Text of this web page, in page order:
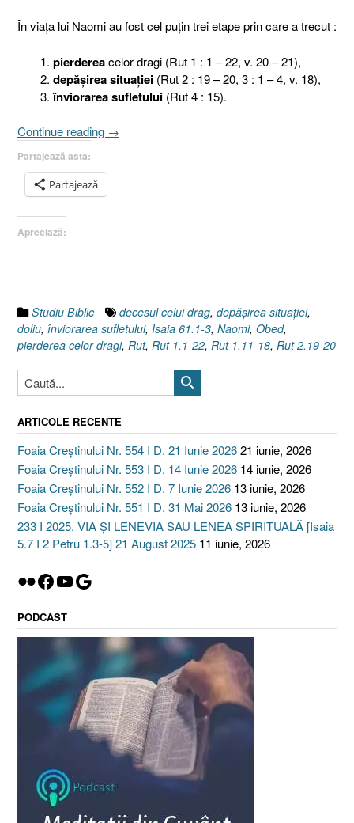
În viaţa lui Naomi au fost cel puţin trei etape prin care a trecut :
pierdereacelor dragi (Rut 1 : 1 – 22, v. 20 – 21),
depăşireasituaţiei (Rut 2 : 19 – 20, 3 : 1 – 4, v. 18),
înviorarea sufletului (Rut 4 : 15).
Continue reading „Naomi
va
22,
Isaia
61.1-
3]”
→
Partajează asta:
Partajează
Apreciază:
Studiu Biblic decesul celui drag, depăşirea situaţiei,
doliu, înviorarea sufletului, Isaia 61.1-3, Naomi, Obed,
pierderea celor dragi, Rut, Rut 1.1-22, Rut 1.11-18, Rut 2.19-20
ARTICOLE RECENTE
Foaia Creștinului Nr. 554 I D. 21 Iunie 202621 iunie, 2026
Foaia Creștinului Nr. 553 I D. 14 Iunie 2026 14 iunie, 2026
Foaia Creștinului Nr. 552 I D. 7 Iunie 2026 13 iunie, 2026
Foaia Creștinului Nr. 551 I D. 31 Mai 2026 13 iunie, 2026
233 I 2025. VIA ȘI LENEVIA SAU LENEA SPIRITUALĂ [Isaia
5.7 I 2 Petru 1.3-5] 21 August 2025 11 iunie, 2026
Flickr
Facebook
YouTube
Google
PODCAST